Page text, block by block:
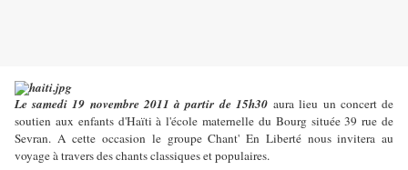
Le samedi 19 novembre 2011 à partir de 15h30 aura lieu un concert de
soutien aux enfants d'Haïti à l'école maternelle du Bourg située 39 rue de
Sevran. A cette occasion le groupe Chant' En Liberté nous invitera au
voyage à travers des chants classiques et populaires.